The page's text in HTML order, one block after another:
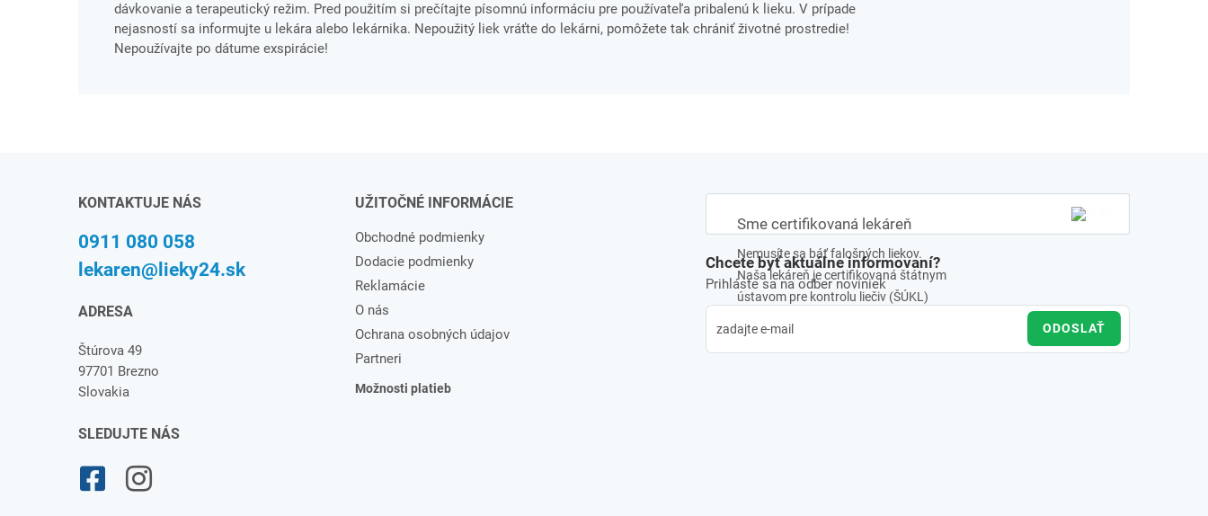
dávkovanie a terapeutický režim. Pred použitím si prečítajte písomnú informáciu pre používateľa pribalenú k lieku. V prípade
nejasností sa informujte u lekára alebo lekárnika. Nepoužitý liek vráťte do lekárni, pomôžete tak chrániť životné prostredie!
Nepoužívajte po dátume exspirácie!
Sme certifikovaná lekáreň
Nemusíte sa báť falošných liekov.
Naša lekáreň je certifikovaná štátnym
ústavom pre kontrolu liečiv (ŠÚKL)
KONTAKTUJE NÁS
0911 080 058
lekaren@lieky24.sk
ADRESA
Štúrova 49
97701 Brezno
Slovakia
SLEDUJTE NÁS
UŽITOČNÉ INFORMÁCIE
Obchodné podmienky
Dodacie podmienky
Reklamácie
O nás
Ochrana osobných údajov
Partneri
Možnosti platieb
Chcete byť aktuálne informovaní?
Prihláste sa na odber noviniek
ODOSLAŤ